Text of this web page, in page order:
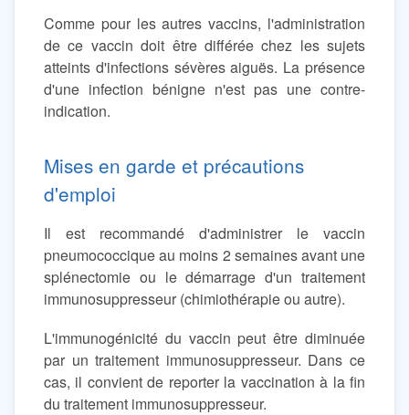
Comme pour les autres vaccins, l'administration
de ce vaccin doit être différée chez les sujets
atteints d'infections sévères aiguës. La présence
d'une infection bénigne n'est pas une contre-
indication.
Mises en garde et précautions
d'emploi
Il est recommandé d'administrer le vaccin
pneumococcique au moins 2 semaines avant une
splénectomie ou le démarrage d'un traitement
immunosuppresseur (chimiothérapie ou autre).
L'immunogénicité du vaccin peut être diminuée
par un traitement immunosuppresseur. Dans ce
cas, il convient de reporter la vaccination à la fin
du traitement immunosuppresseur.